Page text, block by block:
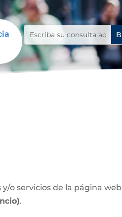
o servicios de la página web
.